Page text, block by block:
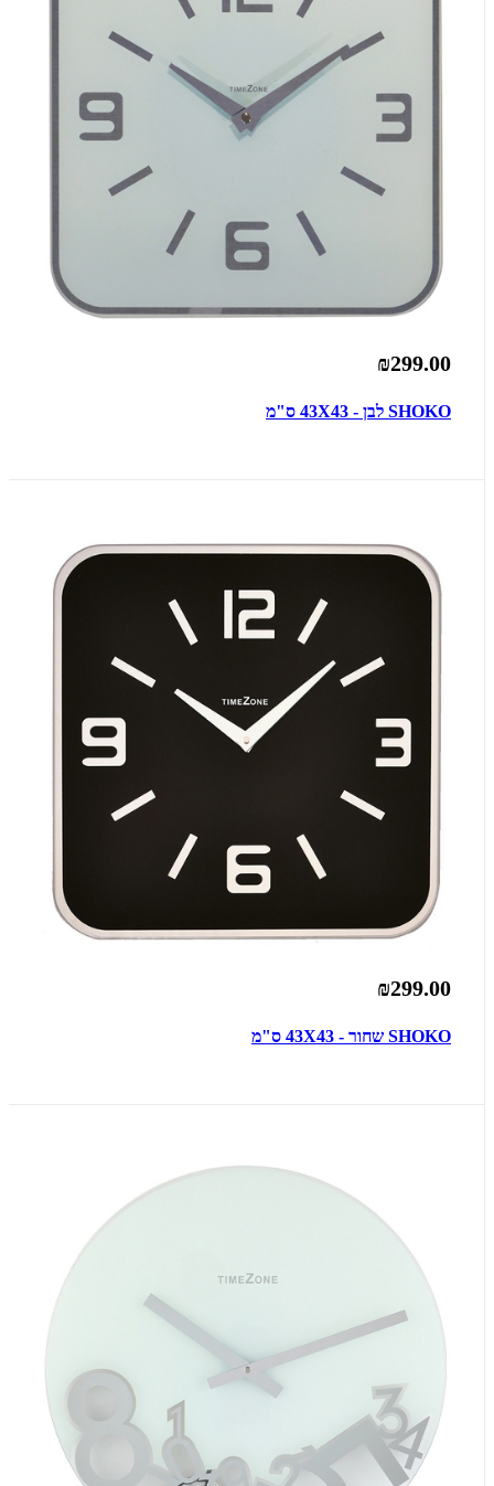
₪299.00
SHOKO לבן - 43X43 ס"מ
₪299.00
SHOKO שחור - 43X43 ס"מ